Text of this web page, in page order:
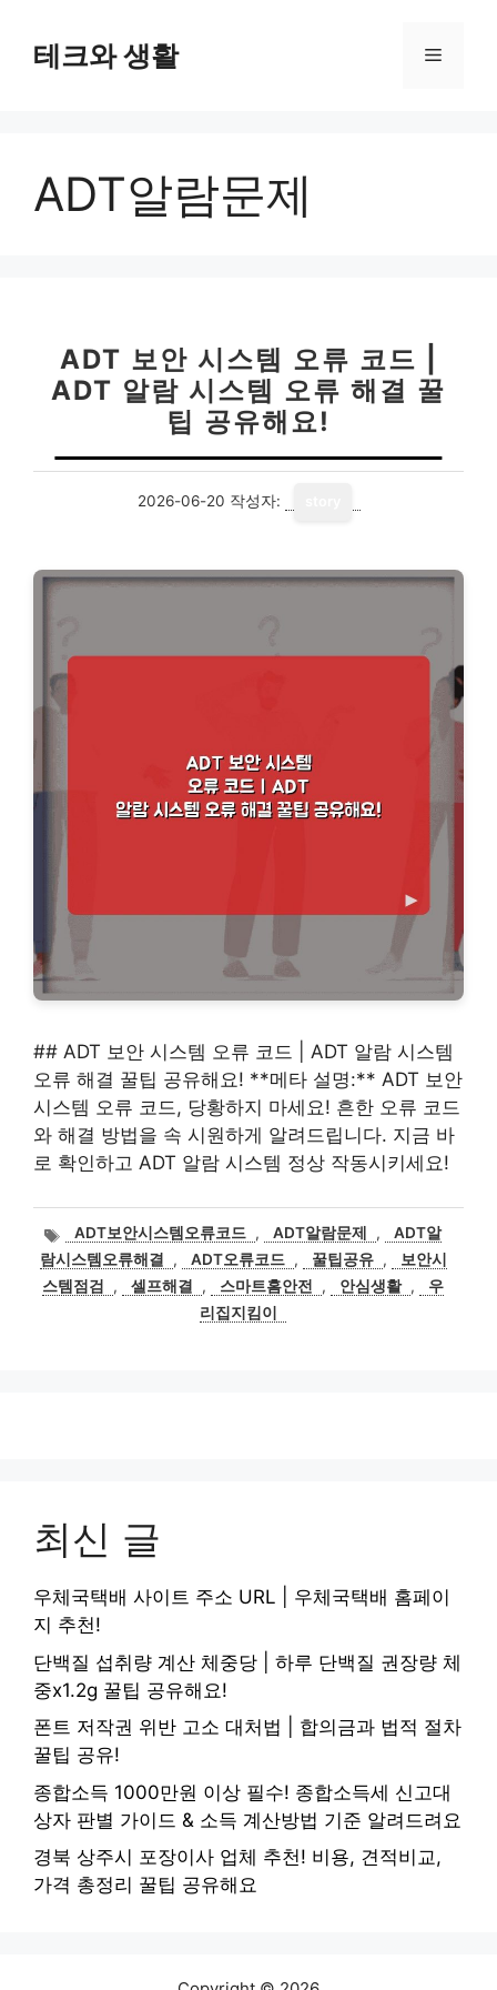
테크와 생활 메
ADT알람문제
ADT 보안 시스템 오류 코드 |
ADT 알람 시스템 오류 해결 꿀
팁 공유해요!
2026-06-20 작성자:
## ADT 보안 시스템 오류 코드 | ADT 알람 시스템
오류 해결 꿀팁 공유해요! **메타 설명:** ADT 보안
시스템 오류 코드, 당황하지 마세요! 흔한 오류 코드
와 해결 방법을 속 시원하게 알려드립니다. 지금 바
로 확인하고 ADT 알람 시스템 정상 작동시키세요!
태
그
ADT보안시스템오류코드 , ADT알람문제 ,
ADT알
람시스템오류해결
, ADT오류코드 , 꿀팁공유 ,
보안시
스템점검
, 셀프해결 , 스마트홈안전 , 안심생활 ,
우
리집지킴이
최신 글
우체국택배 사이트 주소 URL | 우체국택배 홈페이
지 추천!
단백질 섭취량 계산 체중당 | 하루 단백질 권장량 체
중x1.2g 꿀팁 공유해요!
폰트 저작권 위반 고소 대처법 | 합의금과 법적 절차
꿀팁 공유!
종합소득 1000만원 이상 필수! 종합소득세 신고대
상자 판별 가이드 & 소득 계산방법 기준 알려드려요
경북 상주시 포장이사 업체 추천! 비용, 견적비교,
가격 총정리 꿀팁 공유해요